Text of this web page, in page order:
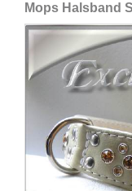
Mops Halsband